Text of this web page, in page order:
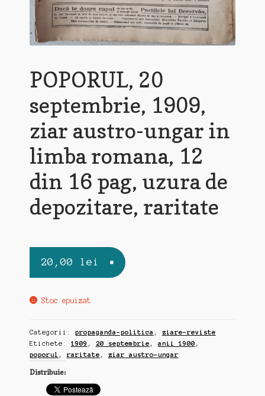
POPORUL, 20
septembrie, 1909,
ziar austro-ungar in
limba romana, 12
din 16 pag, uzura de
depozitare, raritate
20,00 lei
Stoc epuizat
Categorii: propaganda-politica , ziare-reviste
Etichete: 1909 , 20 septembrie ,anii 1900 ,
poporul , raritate , ziar austro-ungar
Distribuie: